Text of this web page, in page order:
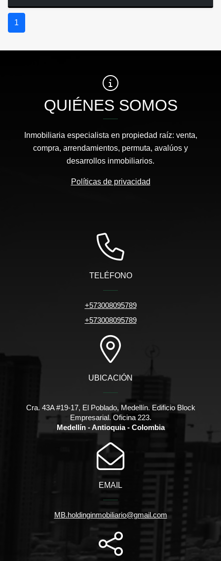
1
QUIÉNES SOMOS
Inmobiliaria especialista en propiedad raíz: venta,
compra, arrendamientos, permuta, avalúos y
desarrollos inmobiliarios.
Políticas de privacidad
TELÉFONO
+573008095789
+573008095789
UBICACIÓN
Cra. 43A #19-17, El Poblado, Medellín. Edificio Block
Empresarial. Oficina 223.
Medellín - Antioquia - Colombia
EMAIL
MB.holdinginmobiliario@gmail.com